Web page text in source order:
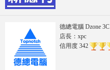
德總電腦 Dzone 3C
店長：xpc
信用度 342